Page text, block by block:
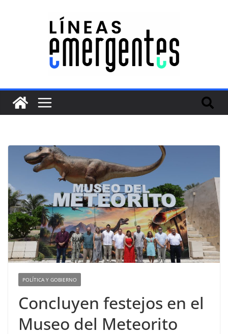
POLÍTICA Y GOBIERNO
Concluyen festejos en el
Museo del Meteorito